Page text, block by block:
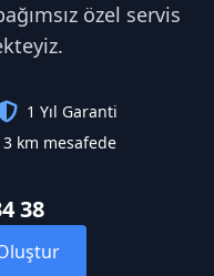
özel servis
1 Yıl Garanti
3 km mesafede
38